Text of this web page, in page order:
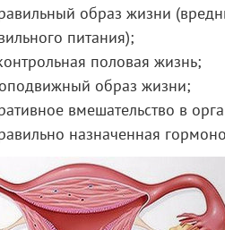
образ жизни
питания);
половая жизнь;
образ жизни;
вмешательство в
назначенная